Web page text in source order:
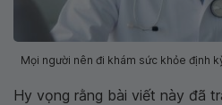
Mọi người nên đi khám sức khỏe định
Hy vọng rằng bài viết này đã